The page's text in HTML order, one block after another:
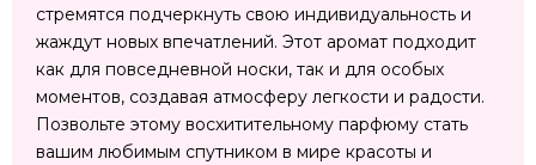
стремятся подчеркнуть свою индивидуальность и
жаждут новых впечатлений. Этот аромат подходит
как для повседневной носки, так и для особых
моментов, создавая атмосферу легкости и радости.
Позвольте этому восхитительному парфюму стать
вашим любимым спутником в мире красоты и